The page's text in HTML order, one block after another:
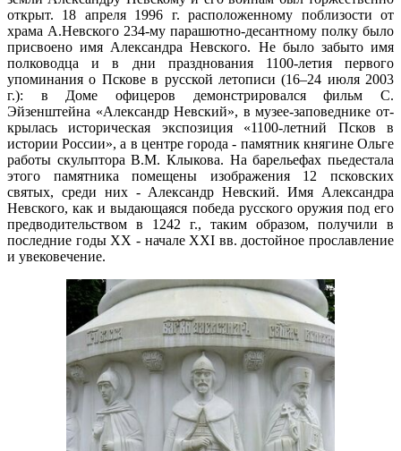
открыт. 18 апреля 1996 г. располо­женному поблизости от
храма А.Невского 234-му парашютно-десантному полку было
присвоено имя Александра Невского. Не было забыто имя
полководца и в дни празднования 1100-летия первого
упоминания о Пскове в русской летописи (16–24 июля 2003
г.): в Доме офицеров демонстрировался фильм С.
Эйзенштейна «Александр Невский», в музее-заповеднике от­
крылась историческая экспозиция «1100-летний Псков в
истории России», а в центре города - памятник княгине Ольге
работы скульптора В.М. Клыкова. На барельефах пьедестала
этого па­мятника помещены изображения 12 псковских
святых, среди них - Александр Невский. Имя Александра
Невского, как и выдающаяся победа русско­го оружия под его
предводительством в 1242 г., таким образом, получили в
последние годы XX - начале XXI вв. достойное про­славление
и увековечение.